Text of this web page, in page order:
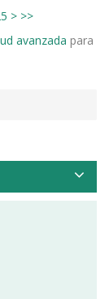
> >>
avanzada para